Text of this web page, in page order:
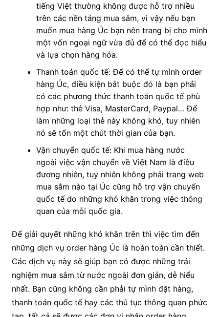
tiếng Việt thường không được hỗ trợ nhiều
trên các nền tảng mua sắm, vì vậy nếu bạn
muốn mua hàng Úc bạn nên trang bị cho mình
một vốn ngoại ngữ vừa đủ để có thể đọc hiểu
và lựa chọn hàng hóa.
Thanh toán quốc tế: Để có thể tự mình order
hàng Úc, điều kiện bắt buộc đó là bạn phải
có các phương thức thanh toán quốc tế phù
hợp như: thẻ Visa, MasterCard, Paypal… Để
làm những loại thẻ này không khó, tuy nhiên
nó sẽ tốn một chút thời gian của bạn.
Vận chuyển quốc tế: Khi mua hàng nước
ngoài việc vận chuyển về Việt Nam là điều
đương nhiên, tuy nhiên không phải trang web
mua sắm nào tại Úc cũng hỗ trợ vận chuyển
quốc tế do những khó khăn trong việc thông
quan của mỗi quốc gia.
Để giải quyết những khó khăn trên thì việc tìm đến
những dịch vụ order hàng Úc là hoàn toàn cần thiết.
Các dịch vụ này sẽ giúp bạn có được những trải
nghiệm mua sắm từ nước ngoài đơn giản, dễ hiểu
nhất. Bạn cũng không cần phải tự mình đặt hàng,
thanh toán quốc tế hay các thủ tục thông quan phức